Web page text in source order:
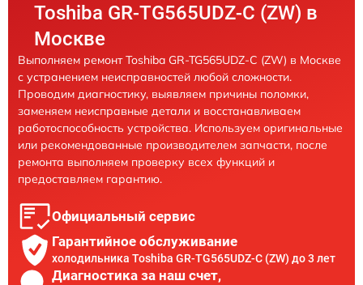
Toshiba GR-TG565UDZ-C (ZW) в
Москве
Выполняем ремонт Toshiba GR-TG565UDZ-C (ZW) в Москве
с устранением неисправностей любой сложности.
Проводим диагностику, выявляем причины поломки,
заменяем неисправные детали и восстанавливаем
работоспособность устройства. Используем оригинальные
или рекомендованные производителем запчасти, после
ремонта выполняем проверку всех функций и
предоставляем гарантию.
Официальный сервис
Гарантийное обслуживание
холодильника Toshiba GR-TG565UDZ-C (ZW) до 3 лет
Диагностика за наш счет,